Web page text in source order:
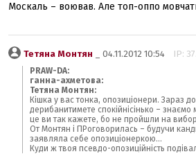
Москаль – воював. Але топ-оппо
Тетяна Монтян _ 04.11.2012 10:54 IP:
PRAW-DA:
ганна-ахметова:
Тетяна Монтян:
Кішка у вас тонка, опозиціонери. Зараз
дерибанитимете спокійнісінько – знаємо
це ви так кажете, бо не пройшли на
От Монтян і ПРоговорилась – будучи
заявляла себе опозиціонеркою...
Куди ж твоя псевдо-опозиційність